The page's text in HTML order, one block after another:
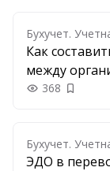
Бухучет.
Как
между
368
Бухучет.
ЭДО в